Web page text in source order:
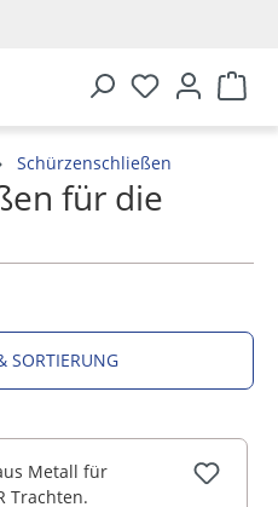
Schürzenschließen
für die
SORTIERUNG